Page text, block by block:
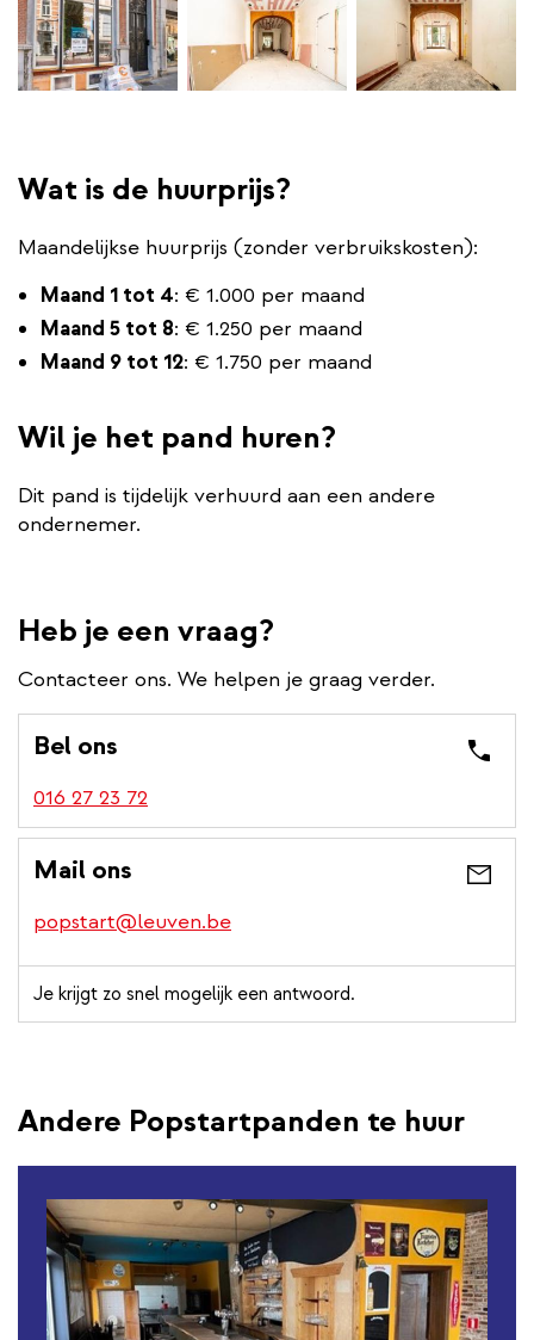
Wat is de huurprijs?
Maandelijkse huurprijs (zonder verbruikskosten):
Maand 1 tot 4: € 1.000 per maand
Maand 5 tot 8: € 1.250 per maand
Maand 9 tot 12: € 1.750 per maand
Wil je het pand huren?
Dit pand is tijdelijk verhuurd aan een andere
ondernemer.
Heb je een vraag?
Contacteer ons. We helpen je graag verder.
Bel ons
016 27 23 72
Mail ons
popstart@leuven.be
Je krijgt zo snel mogelijk een antwoord.
Andere Popstartpanden te huur